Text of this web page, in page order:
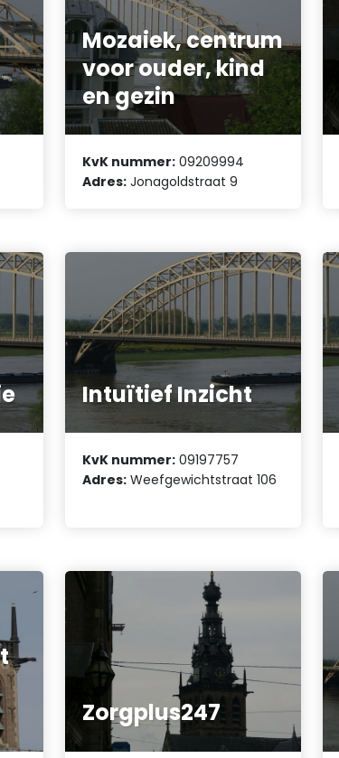
Mozaiek, centrum
voor ouder, kind
en gezin
KvK nummer: 09209994
Adres: Jonagoldstraat 9
Intuïtief Inzicht
KvK nummer: 09197757
Adres: Weefgewichtstraat 106
Zorgplus247